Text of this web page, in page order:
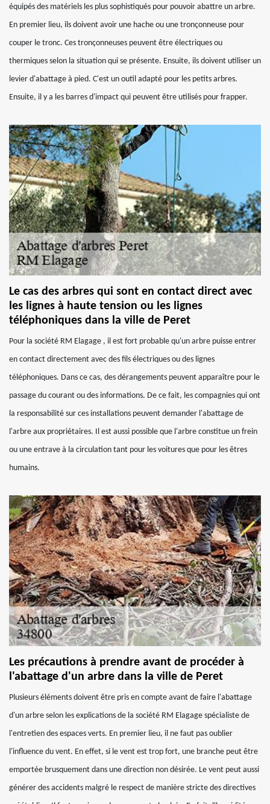
équipés des matériels les plus sophistiqués pour pouvoir abattre un arbre.
En premier lieu, ils doivent avoir une hache ou une tronçonneuse pour
couper le tronc. Ces tronçonneuses peuvent être électriques ou
thermiques selon la situation qui se présente. Ensuite, ils doivent utiliser un
levier d'abattage à pied. C'est un outil adapté pour les petits arbres.
Ensuite, il y a les barres d'impact qui peuvent être utilisés pour frapper.
Le cas des arbres qui sont en contact direct avec
les lignes à haute tension ou les lignes
téléphoniques dans la ville de Peret
Pour la société RM Elagage , il est fort probable qu'un arbre puisse entrer
en contact directement avec des fils électriques ou des lignes
téléphoniques. Dans ce cas, des dérangements peuvent apparaître pour le
passage du courant ou des informations. De ce fait, les compagnies qui ont
la responsabilité sur ces installations peuvent demander l'abattage de
l'arbre aux propriétaires. Il est aussi possible que l'arbre constitue un frein
ou une entrave à la circulation tant pour les voitures que pour les êtres
humains.
Les précautions à prendre avant de procéder à
l'abattage d'un arbre dans la ville de Peret
Plusieurs éléments doivent être pris en compte avant de faire l'abattage
d'un arbre selon les explications de la société RM Elagage spécialiste de
l'entretien des espaces verts. En premier lieu, il ne faut pas oublier
l'influence du vent. En effet, si le vent est trop fort, une branche peut être
emportée brusquement dans une direction non désirée. Le vent peut aussi
générer des accidents malgré le respect de manière stricte des directives